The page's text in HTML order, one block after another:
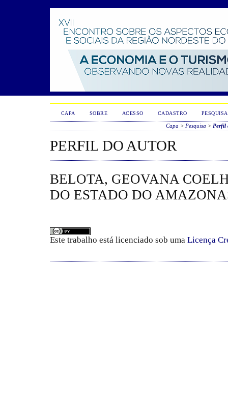
CAPA SOBRE ACESSO CADASTRO PESQUISA
Capa > Pesquisa > Perfil
PERFIL DO AUTOR
BELOTA, GEOVANA
DO ESTADO DO
Este trabalho está licenciado sob uma Licença